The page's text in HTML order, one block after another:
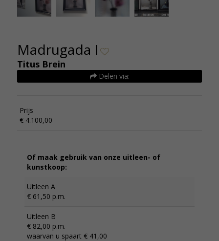
Madrugada I
Titus Brein
Delen via:
Prijs
€ 4.100,00
Of maak gebruik van onze uitleen- of
kunstkoop:
Uitleen A
€ 61,50 p.m.
Uitleen B
€ 82,00 p.m.
waarvan u spaart € 41,00